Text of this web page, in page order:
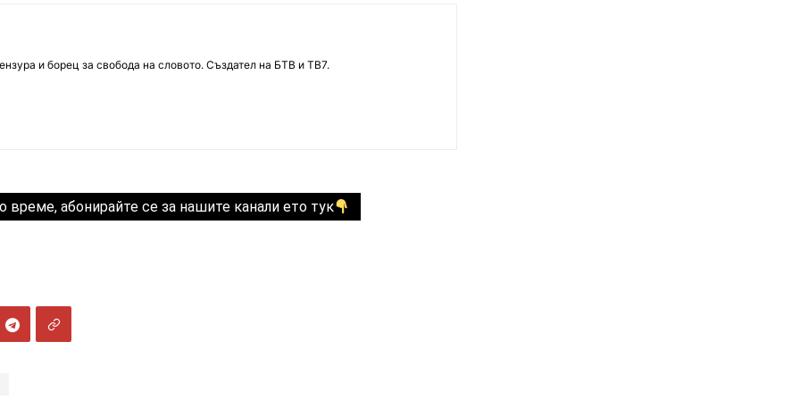
и борец за свобода на словото. Създател на БТВ и ТВ7.
абонирайте се за нашите канали ето тук